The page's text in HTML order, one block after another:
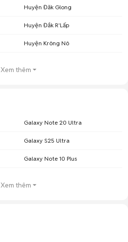
Huyện Đăk Glong
Huyện Đắk R'Lấp
Huyện Krông Nô
Xem thêm
Galaxy Note 20 Ultra
Galaxy S25 Ultra
Galaxy Note 10 Plus
Xem thêm